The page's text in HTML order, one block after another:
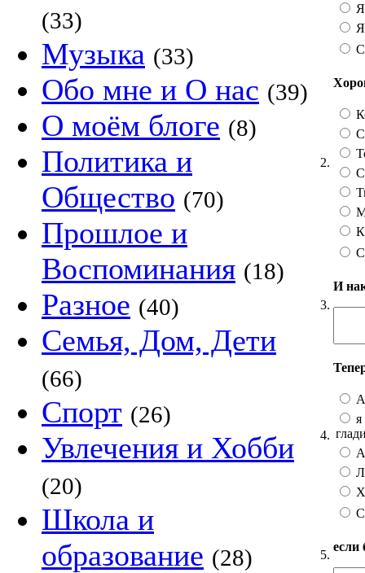
(33)
Музыка (33)
Обо мне и О нас (39)
О моём блоге (8)
Политика и
Общество (70)
Прошлое и
Воспоминания (18)
Разное (40)
Семья, Дом, Дети
(66)
Спорт (26)
Увлечения и Хобби
(20)
Школа и
образование (28)
2.
3.
И
4.
я
5.
если